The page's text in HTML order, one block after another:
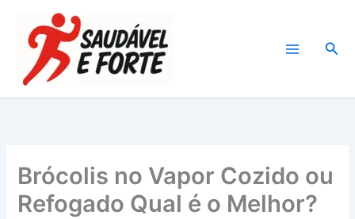
conteúdo
Brócolis no Vapor Cozido ou
Refogado Qual é o Melhor?